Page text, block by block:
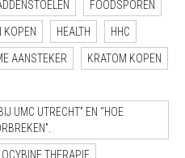
FOODSPOREN
KOPEN HEALTH HHC
AANSTEKER KRATOM KOPEN
UMC UTRECHT” EN “HOE
THERAPIE